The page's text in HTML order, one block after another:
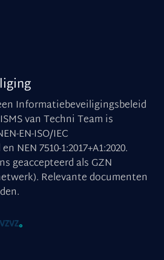
Informatiebeveiligingsbeleid
van Techni Team is
EN-ISO/IEC
NEN 7510-1:2017+A1:2020.
geaccepteerd als GZN
Relevante documenten
.